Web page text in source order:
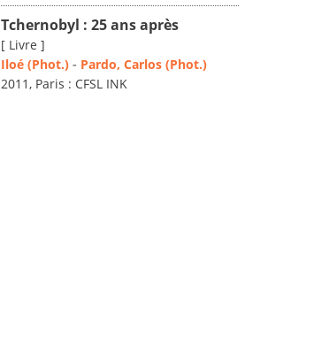
Tchernobyl : 25 ans après
[ Livre ]
Iloé (Phot.) - Pardo, Carlos (Phot.)
2011, Paris : CFSL INK